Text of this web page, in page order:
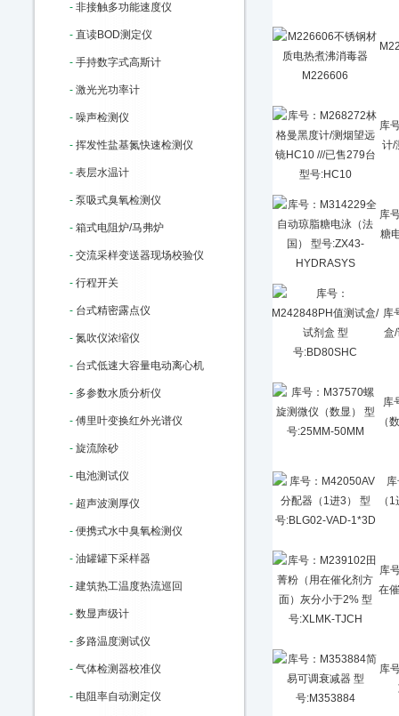
- 非接触多功能速度仪
- 直读BOD测定仪
- 手持数字式高斯计
- 激光光功率计
- 噪声检测仪
- 挥发性盐基氮快速检测仪
- 表层水温计
- 泵吸式臭氧检测仪
- 箱式电阻炉/马弗炉
- 交流采样变送器现场校验仪
- 行程开关
- 台式精密露点仪
- 氮吹仪浓缩仪
- 台式低速大容量电动离心机
- 多参数水质分析仪
- 傅里叶变换红外光谱仪
- 旋流除砂
- 电池测试仪
- 超声波测厚仪
- 便携式水中臭氧检测仪
- 油罐罐下采样器
- 建筑热工温度热流巡回
- 数显声级计
- 多路温度测试仪
- 气体检测器校准仪
- 电阻率自动测定仪
库
计/
库
糖
库
盒
库
（
（
库
在
库